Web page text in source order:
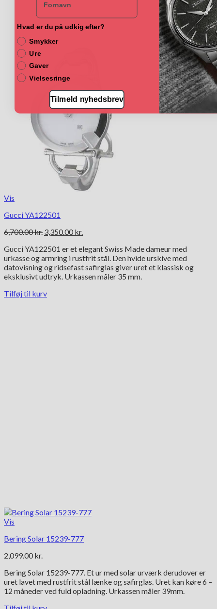
Vis
Gucci YA122501
6,700.00kr. Den
pris
var:
6,700.00 kr..
3,350.00 kr.
pris
er:
3,350.00 kr..
Gucci YA122501 er et elegant Swiss Made dameur med
urkasse og armring i rustfrit stål. Den hvide urskive med
datovisning og ridsefast safirglas giver uret et klassisk og
eksklusivt udtryk. Urkassen måler 35 mm.
Tilføj til kurv
Vis
Bering Solar 15239-777
2,099.00 kr.
Bering Solar 15239-777. Et ur med solar urværk derudover er
uret lavet med rustfrit stål lænke og safirglas. Uret kan køre 6 –
12 måneder ved fuld opladning. Urkassen måler 39mm.
Hvad er du på udkig efter?
Smykker
Ure
Gaver
Vielsesringe
Tilmeld nyhedsbrev